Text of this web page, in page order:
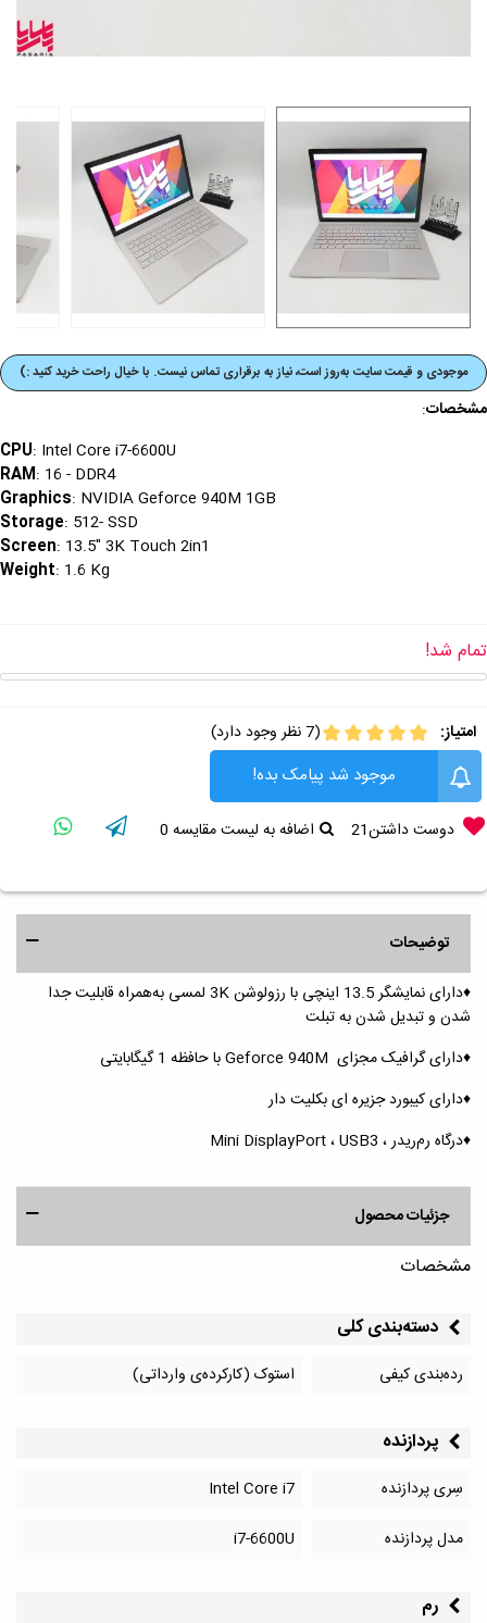
موجودی و قیمت‌ سایت به‌روز است، نیاز به برقراری تماس نیست. با خیال راحت خرید کنید :)
مشخصات:
CPU: Intel Core i7-6600U
RAM: 16 - DDR4
Graphics: NVIDIA Geforce 940M 1GB
Storage: 512- SSD
Screen: 13.5" 3K Touch 2in1
Weight: 1.6 Kg
تمام شد!
امتیاز: (7 نظر وجود دارد)
موجود شد پیامک بده!
دوست داشتن21 اضافه به لیست مقایسه 0
توضیحات
♦️دارای نمایشگر 13.5 اینچی با رزولوشن 3K لمسی به‌همراه قابلیت جدا
شدن و تبدیل شدن به تبلت
♦️دارای گرافیک مجزای Geforce 940M با حافظه 1 گیگابایتی
♦️دارای کیبورد جزیره ای بکلیت دار
♦️درگاه رم‌ریدر ، Mini DisplayPort ، USB3
جزئیات محصول
مشخصات
دسته‌بندی کلی
رده‌بندی کیفی استوک (کارکرده‌ی وارداتی)
پردازنده
سِری پردازنده
Intel Core i7
مدل پردازنده
i7-6600U
رم